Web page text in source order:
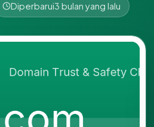
Diperbarui3 bulan yang lalu